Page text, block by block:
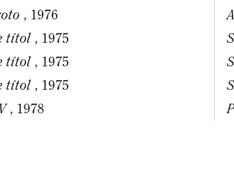
, 1976
títol , 1975
títol , 1975
títol , 1975
, 1978